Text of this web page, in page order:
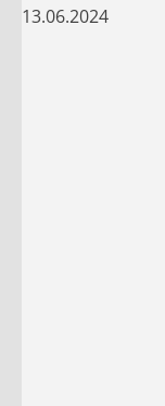
13.06.2024